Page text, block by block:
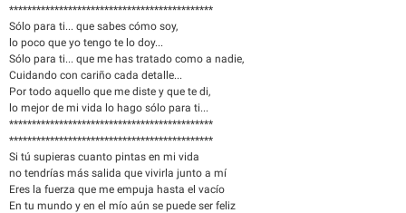
*********************************************
Sólo para ti... que sabes cómo soy,
lo poco que yo tengo te lo doy...
Sólo para ti... que me has tratado como a nadie,
Cuidando con cariño cada detalle...
Por todo aquello que me diste y que te di,
lo mejor de mi vida lo hago sólo para ti...
*********************************************
*********************************************
Si tú supieras cuanto pintas en mi vida
no tendrías más salida que vivirla junto a mí
Eres la fuerza que me empuja hasta el vacío
En tu mundo y en el mío aún se puede ser feliz